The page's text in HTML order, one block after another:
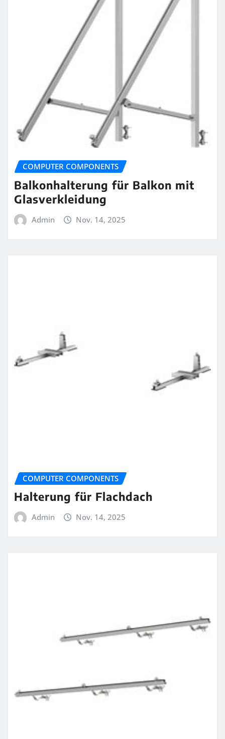
COMPUTER COMPONENTS
Balkonhalterung für Balkon mit
Glasverkleidung
Admin Nov. 14, 2025
COMPUTER COMPONENTS
Halterung für Flachdach
Admin Nov. 14, 2025